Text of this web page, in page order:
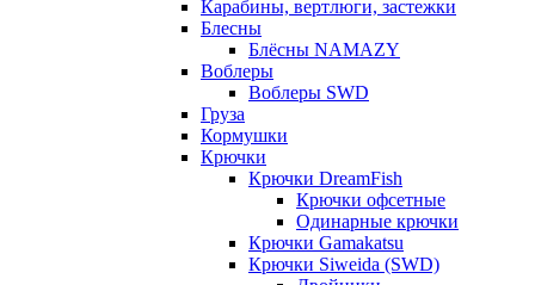
Карабины, вертлюги, застежки
Блесны
Блёсны NAMAZY
Воблеры
Воблеры SWD
Груза
Кормушки
Крючки
Крючки DreamFish
Крючки офсетные
Одинарные крючки
Крючки Gamakatsu
Крючки Siweida (SWD)